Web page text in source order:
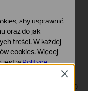
TP-Link
do potrzeb
Close
aby usprawnić
oraz do jak
treści. W każdej
cookies. Więcej
jest wPolityce